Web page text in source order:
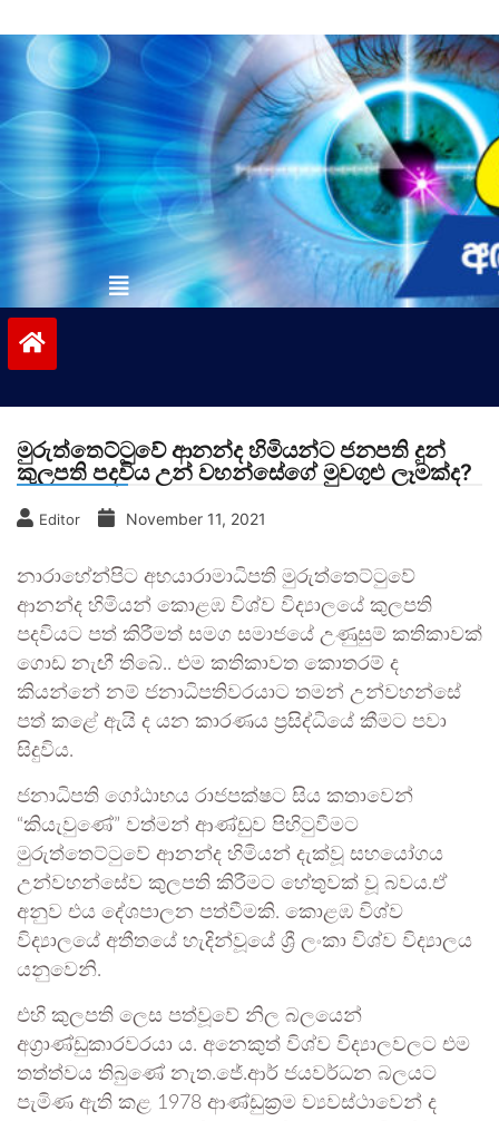
to
contentvinivida.lk
මුරුත්තෙට්ටුවේ ආනන්ද හිමියන්ට ජනපති දුන්
කුලපති පදවිය උන් වහන්සේගේ මුවගුළු ලෑමක්ද?
Editor November 11, 2021
නාරාහේන්පිට අභයාරාමාධිපති මුරුත්තෙට්ටුවේ
ආනන්ද හිමියන් කොළඹ විශ්ව විද්‍යාලයේ කුලපති
පදවියට පත් කිරීමත් සමග සමාජයේ උණුසුම් කතිකාවක්
ගොඩ නැඟී තිබේ.. එම කතිකාවත කොතරම් ද
කියන්නේ නම් ජනාධිපතිවරයාට තමන් උන්වහන්සේ
පත් කළේ ඇයි ද යන කාරණය ප්‍රසිද්ධියේ කීමට පවා
සිදුවිය.
ජනාධිපති ගෝඨාභය රාජපක්ෂට සිය කතාවෙන්
“කියැවුණේ” වත්මන් ආණ්ඩුව පිහිටුවීමට
මුරුත්තෙට්ටුවේ ආනන්ද හිමියන් දැක්වූ සහයෝගය
උන්වහන්සේව කුලපති කිරීමට හේතුවක් වූ බවය.ඒ
අනුව එය දේශපාලන පත්වීමකි. කොළඹ විශ්ව
විද්‍යාලයේ අතීතයේ හැදින්වූයේ ශ්‍රී ලංකා විශ්ව විද්‍යාලය
යනුවෙනි.
එහි කුලපති ලෙස පත්වූවේ නිල බලයෙන්
අග්‍රාණ්ඩුකාරවරයා ය. අනෙකුත් විශ්ව විද්‍යාලවලට එම
තත්ත්වය තිබුණේ නැත.ජේ.ආර් ජයවර්ධන බලයට
පැමිණ ඇති කළ 1978 ආණ්ඩුක්‍රම ව්‍යවස්ථාවෙන් ද